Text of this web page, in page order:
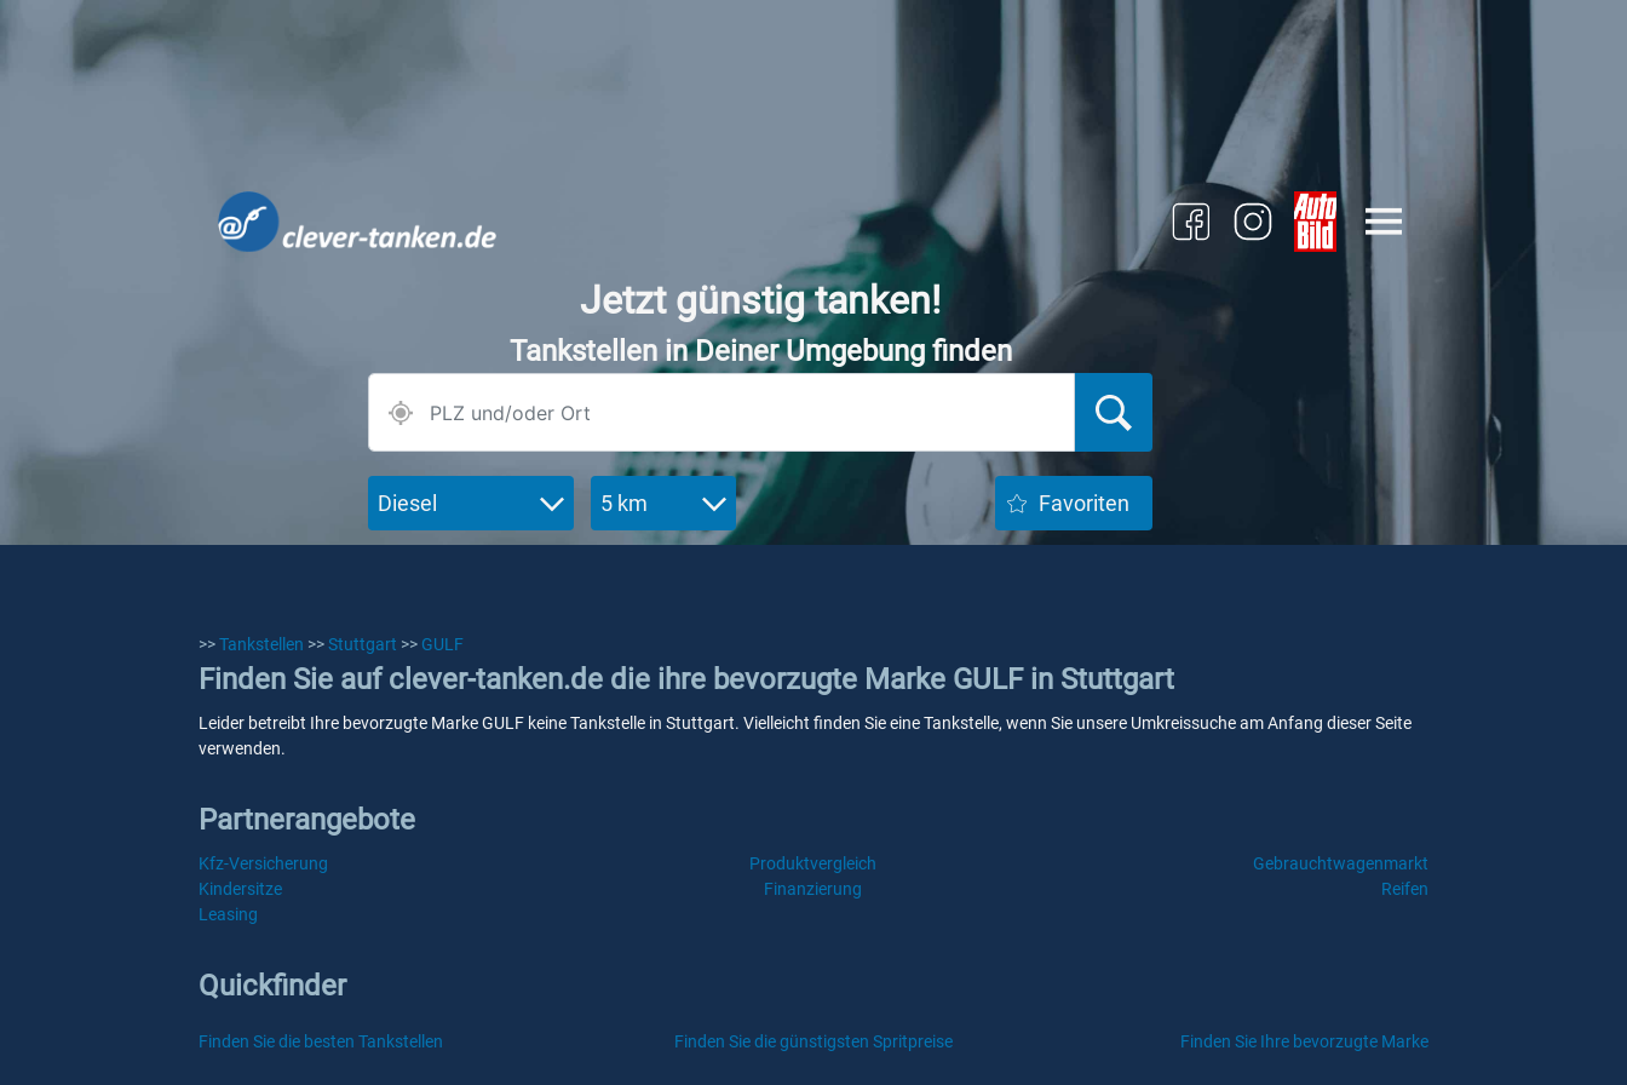
Jetzt günstig tanken!
Tankstellen in Deiner Umgebung finden
Diesel 5 km Favoriten
>>Tankstellen >>Stuttgart >> GULF
Finden Sie auf clever-tanken.de die ihre bevorzugte Marke GULF in Stuttgart
Leider betreibt Ihre bevorzugte Marke GULF keine Tankstelle in Stuttgart. Vielleicht finden Sie eine Tankstelle, wenn Sie unsere Umkreissuche am Anfang dieser Seite
verwenden.
Partnerangebote
Kfz-Versicherung Produktvergleich
Gebrauchtwagenmarkt
Kindersitze
Finanzierung
Reifen
Leasing
Quickfinder
Finden Sie die besten Tankstellen Finden Sie die günstigsten Spritpreise Finden Sie Ihre bevorzugte Marke